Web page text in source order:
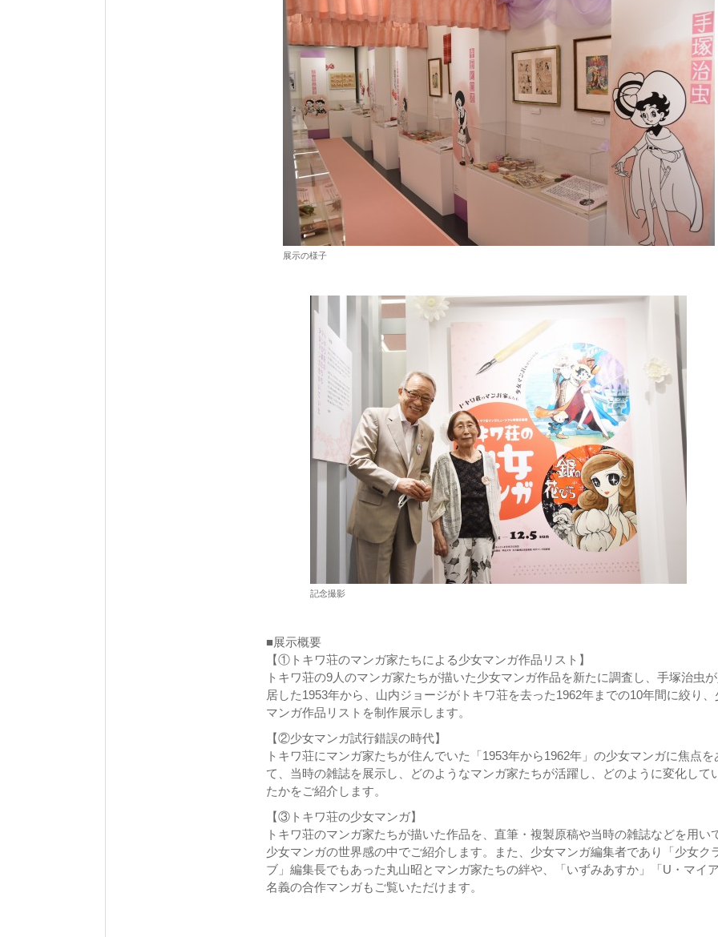
展示の様子
記念撮影
■展示概要
【①トキワ荘のマンガ家たちによる少女マンガ作品リスト】
トキワ荘の9人のマンガ家たちが描いた少女マンガ作品を新たに調査し、手塚治虫が
居した1953年から、山内ジョージがトキワ荘を去った1962年までの10年間に絞り、
マンガ作品リストを制作展示します。
【②少女マンガ試行錯誤の時代】
トキワ荘にマンガ家たちが住んでいた「1953年から1962年」の少女マンガに焦点を
て、当時の雑誌を展示し、どのようなマンガ家たちが活躍し、どのように変化して
たかをご紹介します。
【③トキワ荘の少女マンガ】
トキワ荘のマンガ家たちが描いた作品を、直筆・複製原稿や当時の雑誌などを用い
少女マンガの世界感の中でご紹介します。また、少女マンガ編集者であり「少女ク
ブ」編集長でもあった丸山昭とマンガ家たちの絆や、「いずみあすか」「U・マイア
名義の合作マンガもご覧いただけます。